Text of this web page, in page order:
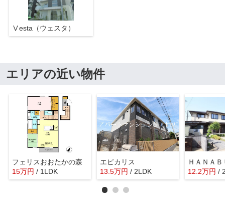
Ⅴesta（ウェスタ）
エリアの近い物件
フェリスおおたかの森
15万円 / 1LDK
エピカリス
13.5万円 / 2LDK
ＨＡＮＡ
12.2万円 /